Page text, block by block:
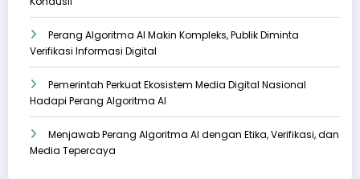
Perang Algoritma AI Makin Kompleks, Publik Diminta
Verifikasi Informasi Digital
Pemerintah Perkuat Ekosistem Media Digital Nasional
Hadapi Perang Algoritma AI
Menjawab Perang Algoritma AI dengan Etika, Verifikasi, dan
Media Tepercaya